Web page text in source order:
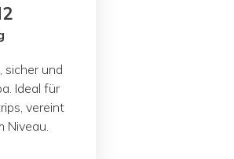
sicher und
Ideal für
vereint
Niveau.